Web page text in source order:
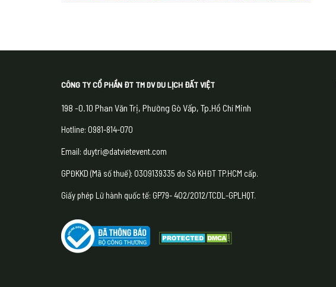
CÔNG TY CỔ PHẦN ĐT TM DV DU LỊCH ĐẤT VIỆT
198 -0.10 Phan Văn Trị, Phường Gò Vấp, Tp.Hồ Chí Minh
Hotline: 0981-814-070
Email: duytri@datvietevent.com
GPĐKKD (Mã số thuế): 0309139335 do Sở KHĐT TP.HCM cấp.
Giấy phép Lữ hành quốc tế: GP79- 402/2012/TCDL-GPLHQT.